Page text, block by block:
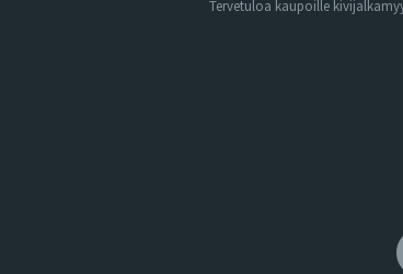
Tervetuloa kaupoille